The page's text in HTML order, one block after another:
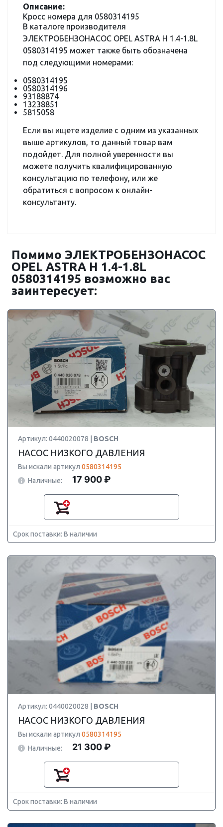
Описание:
Кросс номера для 0580314195
В каталоге производителя
ЭЛЕКТРОБЕНЗОНАСОС OPEL ASTRA H 1.4-1.8L
0580314195 может также быть обозначена
под следующими номерами:
0580314195
0580314196
93188874
13238851
5815058
Если вы ищете изделие с одним из указанных
выше артикулов, то данный товар вам
подойдет. Для полной уверенности вы
можете получить квалифицированную
консультацию по телефону, или же
обратиться с вопросом к онлайн-
консультанту.
Помимо ЭЛЕКТРОБЕНЗОНАСОС
OPEL ASTRA H 1.4-1.8L
0580314195 возможно вас
заинтересует:
Артикул: 0440020078 | BOSCH
НАСОС НИЗКОГО ДАВЛЕНИЯ
Вы искали артикул 0580314195
Наличные:
17 900 ₽
Срок поставки: В наличии
Артикул: 0440020028 | BOSCH
НАСОС НИЗКОГО ДАВЛЕНИЯ
Вы искали артикул 0580314195
Наличные:
21 300 ₽
Срок поставки: В наличии